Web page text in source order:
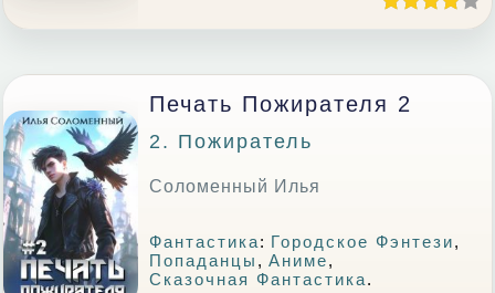
Печать Пожирателя 2
2. Пожиратель
Соломенный Илья
Фантастика: Городское Фэнтези,
Попаданцы ,Аниме,
Сказочная Фантастика.